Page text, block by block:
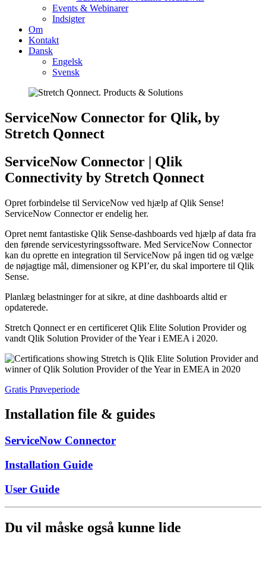
Events & Webinarer
Indsigter
Om
Kontakt
Dansk
Engelsk
Svensk
ServiceNow Connector for Qlik, by
Stretch Qonnect
ServiceNow Connector | Qlik
Connectivity by Stretch Qonnect
Opret forbindelse til ServiceNow ved hjælp af Qlik Sense!
ServiceNow Connector er endelig her.
Opret nemt fantastiske Qlik Sense-dashboards ved hjælp af data fra
den førende servicestyringssoftware. Med ServiceNow Connector
kan du oprette en integration til ServiceNow på ingen tid og vælge
de nøjagtige mål, dimensioner og KPI’er, du skal importere til Qlik
Sense.
Planlæg belastninger for at sikre, at dine dashboards altid er
opdaterede.
Stretch Qonnect er en certificeret Qlik Elite Solution Provider og
vandt Qlik Solution Provider of the Year i EMEA i 2020.
Gratis Prøveperiode
Installation file & guides
ServiceNow Connector
Installation Guide
User Guide
Du vil måske også kunne lide